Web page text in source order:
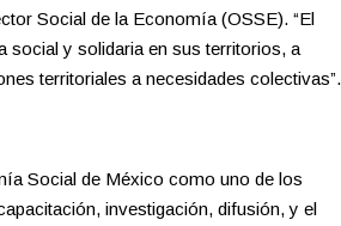
Social de la Economía (OSSE). “El
social y solidaria en sus territorios, a
territoriales a necesidades colectivas”.
Social de México como uno de los
investigación, difusión, y el